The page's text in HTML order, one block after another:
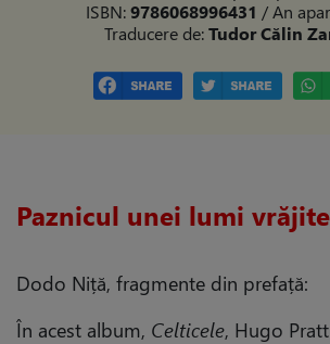
ISBN:9786068996431 / An
Traducere de:Tudor Călin
Paznicul unei lumi vrăjite
Dodo Niță, fragmente din prefață:
În acest album, Celticele, Hugo